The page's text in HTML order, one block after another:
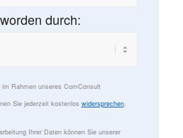
durch:
Rahmen unseres ComConsult
Sie jederzeit kostenlos widersprechen.
Ihrer Daten können Sie unserer